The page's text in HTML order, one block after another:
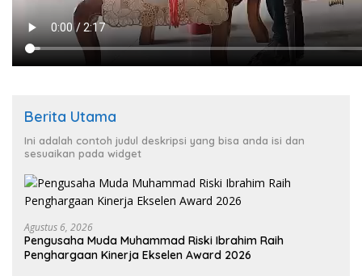
Berita Utama
Ini adalah contoh judul deskripsi yang bisa anda isi dan
sesuaikan pada widget
Agustus 6, 2026
Pengusaha Muda Muhammad Riski Ibrahim Raih
Penghargaan Kinerja Ekselen Award 2026